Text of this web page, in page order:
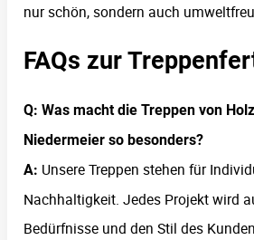
nur schön, sondern auch
FAQs zur
Q: Was macht die Treppen von
Niedermeier so besonders?
A: Unsere Treppen stehen für
Nachhaltigkeit. Jedes Projekt wird
Bedürfnisse und den Stil des